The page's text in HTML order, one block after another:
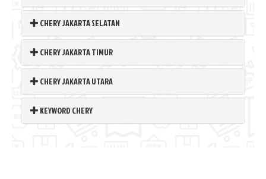
CHERY JAKARTA SELATAN
CHERY JAKARTA TIMUR
CHERY JAKARTA UTARA
KEYWORD CHERY